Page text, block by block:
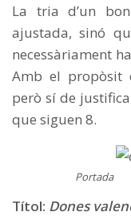
La tria d’un
ajustada, sinó
necessàriament
Amb el propòsit
però sí de
que siguen 8.
Portada
Títol: Dones